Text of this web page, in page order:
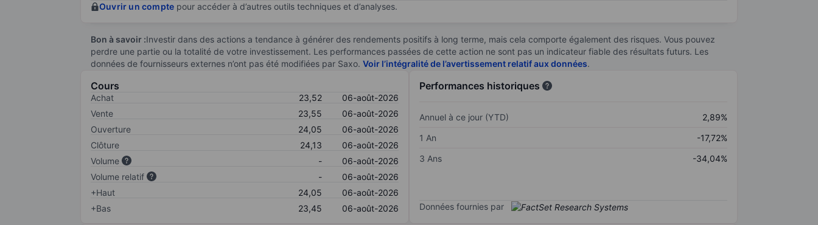
Ouvrir un compte pour accéder à d’autres outils techniques et d’analyses.
Bon à savoir :Investir dans des actions a tendance à générer des rendements positifs à long terme, mais cela comporte également des risques. Vous pouvez
perdre une partie ou la totalité de votre investissement. Les performances passées de cette action ne sont pas un indicateur fiable des résultats futurs. Les
données de fournisseurs externes n’ont pas été modifiées par Saxo. Voir l’intégralité de l’avertissement relatif aux données.
Cours
Achat 23,52
06-août-2026
Vente
23,55
06-août-2026
Ouverture
24,05
06-août-2026
Clôture
24,13
06-août-2026
Volume
-
06-août-2026
Volume relatif
-
06-août-2026
+Haut
24,05
06-août-2026
+Bas
23,45 06-août-2026
Performances historiques
Annuel à ce jour (YTD)
2,89%
1 An
-17,72%
3 Ans
-34,04%
Données fournies par